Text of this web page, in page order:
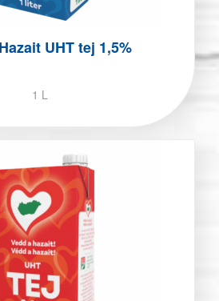
UHT tej 1,5%
1 L